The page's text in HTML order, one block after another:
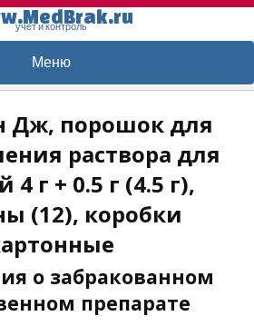
учет и контроль
Меню
Дж, порошок для
раствора для
г + 0.5 г (4.5 г),
(12), коробки
о забракованном
препарате